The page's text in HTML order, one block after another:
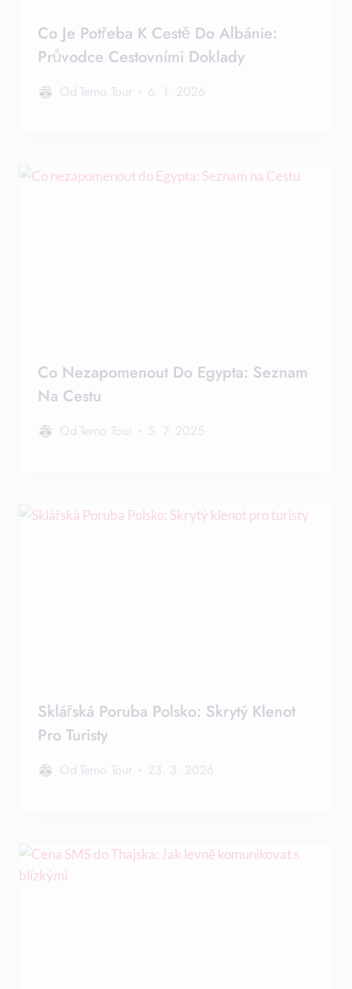
Co Je Potřeba K Cestě Do Albánie:
Průvodce Cestovními Doklady
Od Terno Tour 6. 1. 2026
Co Nezapomenout Do Egypta: Seznam
Na Cestu
Od Terno Tour 5. 7. 2025
Sklářská Poruba Polsko: Skrytý Klenot
Pro Turisty
Od Terno Tour 23. 3. 2026